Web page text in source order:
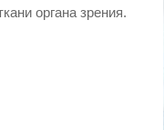
органа зрения.